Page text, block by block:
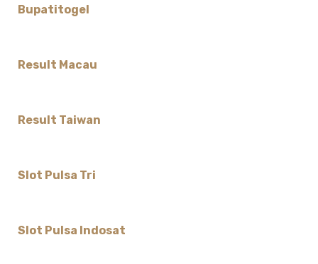
Bupatitogel
Result Macau
Result Taiwan
Slot Pulsa Tri
Slot Pulsa Indosat